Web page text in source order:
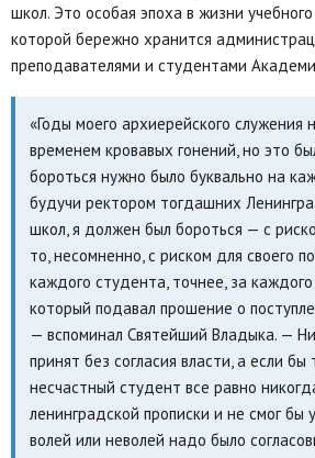
школ. Это особая эпоха в жизни
которой бережно хранится
преподавателями и студентами
«Годы моего архиерейского служения
временем кровавых гонений, но это
бороться нужно было буквально на
будучи ректором тогдашних
школ, я должен был бороться — с
то, несомненно, с риском для своего
каждого студента, точнее, за
который подавал прошение о
— вспоминал Святейший Владыка. —
принят без согласия власти, а если
несчастный студент все равно
ленинградской прописки и не смог бы
волей или неволей надо было